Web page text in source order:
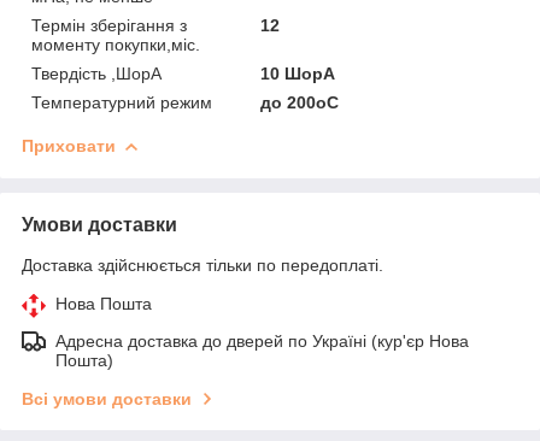
Термін зберігання з
моменту покупки,міс.
12
Твердість ,ШорА
10 ШорА
Температурний режим
до 200оС
Приховати
Умови доставки
Доставка здійснюється тільки по передоплаті.
Нова Пошта
Адресна доставка до дверей по Україні (кур'єр Нова
Пошта)
Всі умови доставки